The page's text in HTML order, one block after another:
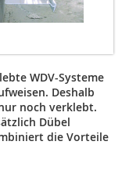
WDV-Systeme
Deshalb
noch verklebt.
Dübel
die Vorteile